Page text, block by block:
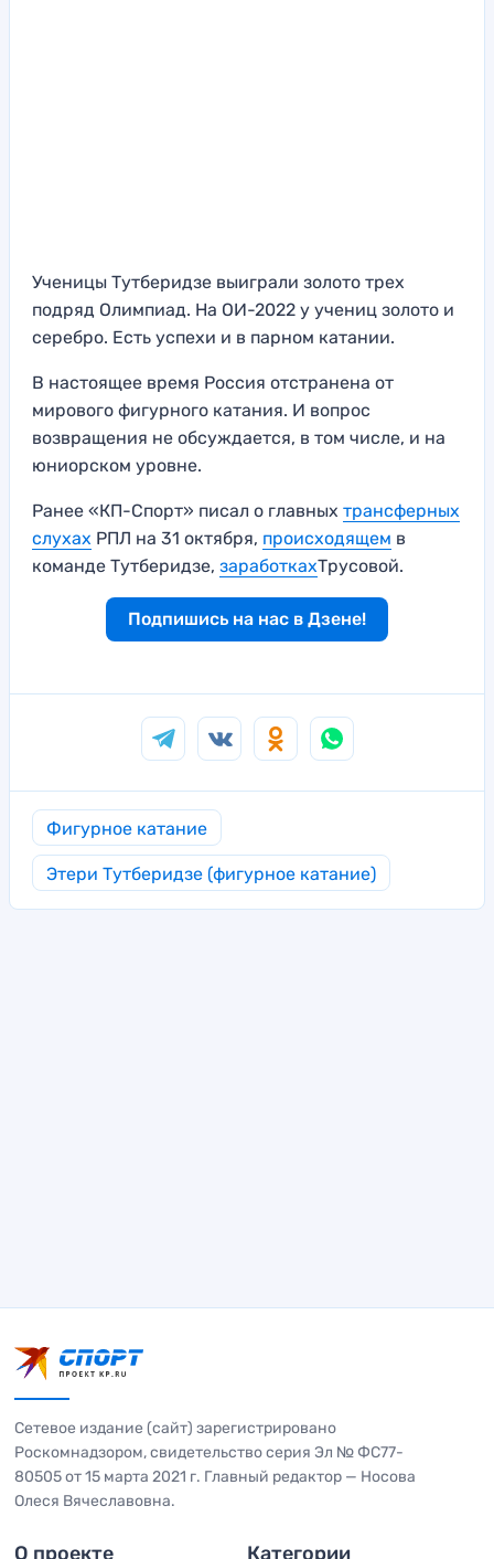
Ученицы Тутберидзе выиграли золото трех
подряд Олимпиад. На ОИ-2022 у учениц золото и
серебро. Есть успехи и в парном катании.
В настоящее время Россия отстранена от
мирового фигурного катания. И вопрос
возвращения не обсуждается, в том числе, и на
юниорском уровне.
Ранее «КП-Спорт» писал о главных трансферных
слухах РПЛ на 31 октября, происходящем в
команде Тутберидзе, заработкахТрусовой.
Подпишись на нас в Дзене!
Фигурное катание
Этери Тутберидзе (фигурное катание)
Сетевое издание (сайт) зарегистрировано
Роскомнадзором, свидетельство серия Эл № ФС77-
80505 от 15 марта 2021 г. Главный редактор — Носова
Олеся Вячеславовна.
О проекте Категории